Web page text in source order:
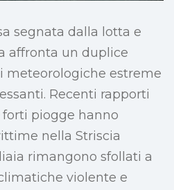
segnata dalla lotta e
affronta un duplice
meteorologiche estreme
Recenti rapporti
piogge hanno
nella Striscia
rimangono sfollati a
violente e